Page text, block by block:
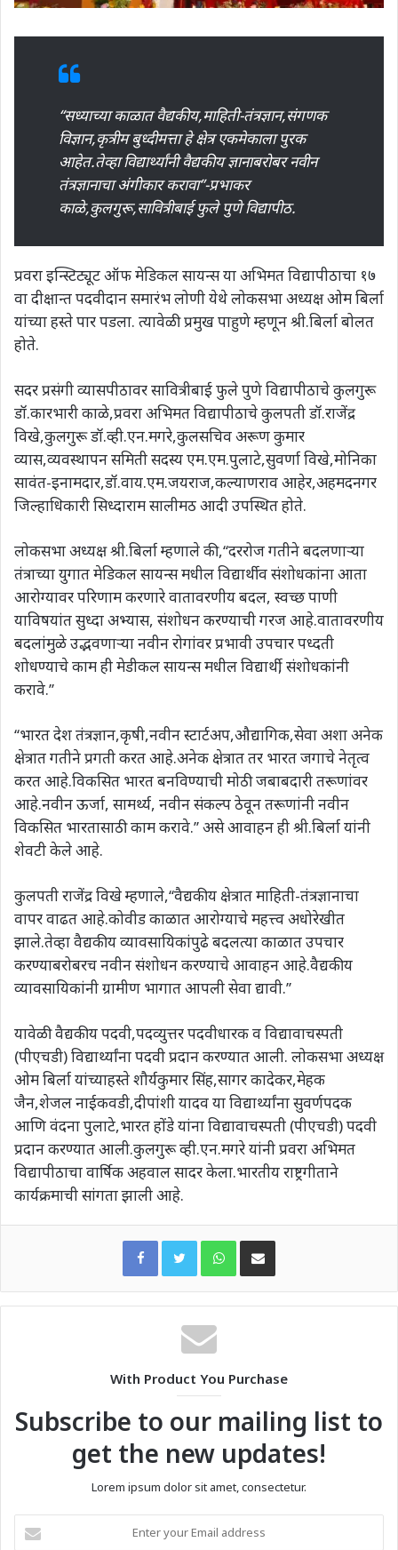
‘‘सध्याच्या काळात वैद्यकीय,माहिती-तंत्रज्ञान,संगणक
विज्ञान,कृत्रीम बुध्दीमत्ता हे क्षेत्र एकमेकाला पुरक
आहेत.तेव्हा विद्यार्थ्यांनी वैद्यकीय ज्ञानाबरोबर नवीन
तंत्रज्ञानाचा अंगीकार करावा’’-प्रभाकर
काळे,कुलगुरू,सावित्रीबाई फुले पुणे विद्यापीठ.
प्रवरा इन्स्टिट्यूट ऑफ मेडिकल सायन्स या अभिमत विद्यापीठाचा १७
वा दीक्षान्त पदवीदान समारंभ लोणी येथे लोकसभा अध्यक्ष ओम बिर्ला
यांच्या हस्ते पार पडला. त्यावेळी प्रमुख पाहुणे म्हणून श्री.बिर्ला बोलत
होते.
सदर प्रसंगी व्यासपीठावर सावित्रीबाई फुले पुणे विद्यापीठाचे कुलगुरू
डॉ.कारभारी काळे,प्रवरा अभिमत विद्यापीठाचे कुलपती डॉ.राजेंद्र
विखे,कुलगुरू डॉ.व्ही.एन.मगरे,कुलसचिव अरूण कुमार
व्यास,व्यवस्थापन समिती सदस्य एम.एम.पुलाटे,सुवर्णा विखे,मोनिका
सावंत-इनामदार,डॉ.वाय.एम.जयराज,कल्याणराव आहेर,अहमदनगर
जिल्हाधिकारी सिध्दाराम सालीमठ आदी उपस्थित होते.
लोकसभा अध्यक्ष श्री.बिर्ला म्हणाले की,‘‘दररोज गतीने बदलणाऱ्या
तंत्राच्या युगात मेडिकल सायन्स मधील विद्यार्थी व संशोधकांना आता
आरोग्यावर परिणाम करणारे वातावरणीय बदल, स्वच्छ पाणी
याविषयांत सुध्दा अभ्यास, संशोधन करण्याची गरज आहे.वातावरणीय
बदलांमुळे उद्भवणाऱ्या नवीन रोगांवर प्रभावी उपचार पध्दती
शोधण्याचे काम ही मेडीकल सायन्स मधील विद्यार्थी, संशोधकांनी
करावे.’’
‘‘भारत देश तंत्रज्ञान,कृषी,नवीन स्टार्टअप,औद्यागिक,सेवा अशा अनेक
क्षेत्रात गतीने प्रगती करत आहे.अनेक क्षेत्रात तर भारत जगाचे नेतृत्व
करत आहे.विकसित भारत बनविण्याची मोठी जबाबदारी तरूणांवर
आहे.नवीन ऊर्जा, सामर्थ्य, नवीन संकल्प ठेवून तरूणांनी नवीन
विकसित भारतासाठी काम करावे.’’ असे आवाहन ही श्री.बिर्ला यांनी
शेवटी केले आहे.
कुलपती राजेंद्र विखे म्हणाले,‘‘वैद्यकीय क्षेत्रात माहिती-तंत्रज्ञानाचा
वापर वाढत आहे.कोवीड काळात आरोग्याचे महत्त्व अधोरेखीत
झाले.तेव्हा वैद्यकीय व्यावसायिकांपुढे बदलत्या काळात उपचार
करण्याबरोबरच नवीन संशोधन करण्याचे आवाहन आहे.वैद्यकीय
व्यावसायिकांनी ग्रामीण भागात आपली सेवा द्यावी.’’
यावेळी वैद्यकीय पदवी,पदव्युत्तर पदवीधारक व विद्यावाचस्पती
(पीएचडी) विद्यार्थ्यांना पदवी प्रदान करण्यात आली. लोकसभा अध्यक्ष
ओम बिर्ला यांच्याहस्ते शौर्यकुमार सिंह,सागर कादेकर,मेहक
जैन,शेजल नाईकवडी,दीपांशी यादव या विद्यार्थ्यांना सुवर्णपदक
आणि वंदना पुलाटे,भारत होंडे यांना विद्यावाचस्पती (पीएचडी) पदवी
प्रदान करण्यात आली.कुलगुरू व्ही.एन.मगरे यांनी प्रवरा अभिमत
विद्यापीठाचा वार्षिक अहवाल सादर केला.भारतीय राष्ट्रगीताने
कार्यक्रमाची सांगता झाली आहे.
WhatsAppShare via Email
With Product You Purchase
Subscribe to our mailing list to
get the new updates!
Lorem ipsum dolor sit amet, consectetur.
your